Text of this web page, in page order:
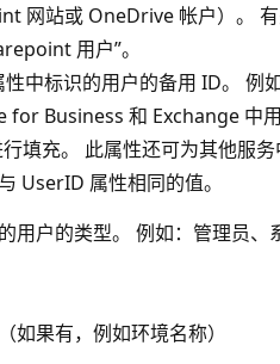
网站或 OneDrive 帐户）。
用户”。
中标识的用户的备用 ID。 例
for Business 和 Exchange 中
填充。 此属性还可为其他服
UserID 属性相同的值。
用户的类型。 例如：管理员
如果有，例如环境名称）